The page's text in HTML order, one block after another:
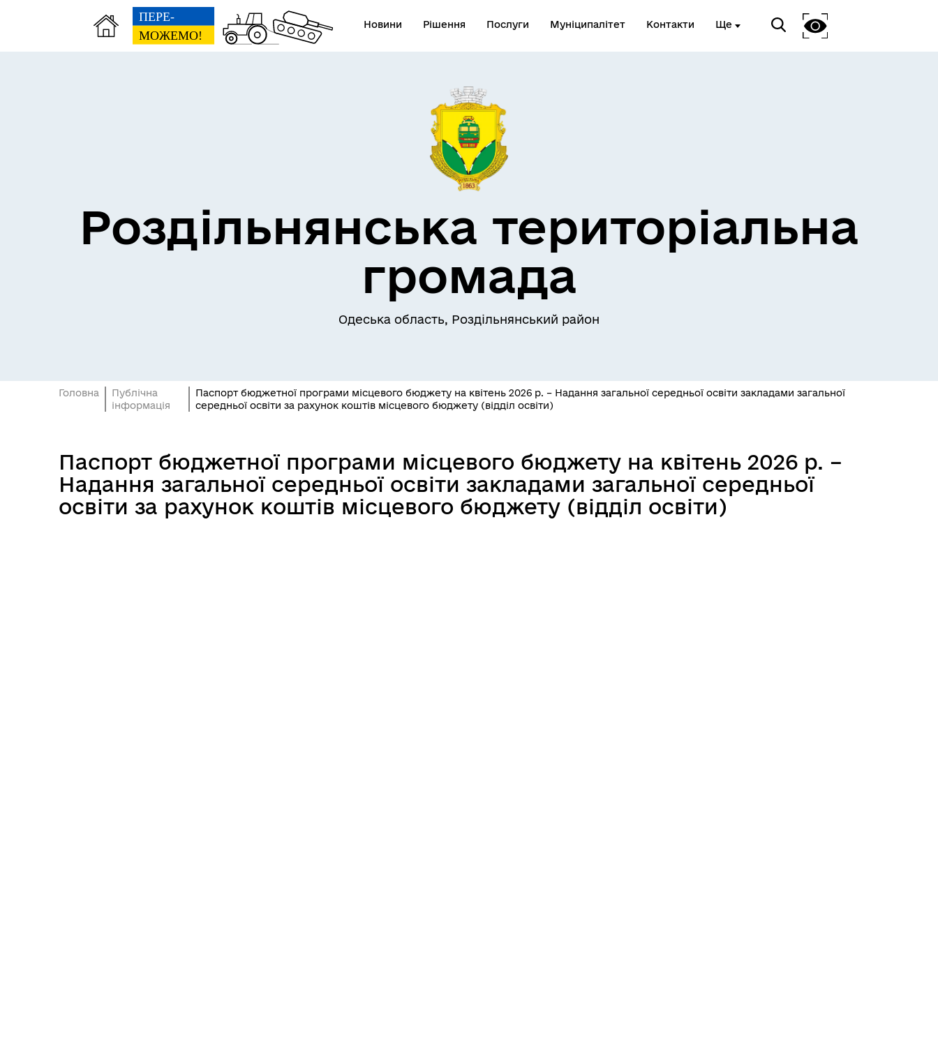
Новини Рішення Послуги Муніципалітет Контакти Ще
Засідання виконавчого
комітету
Цивільний захист населення
Рада безбар’єрності
Пам’яті військових громади
Квитки на потяг для
військовослужбовців та їх
Учасникам бойових дій
Розклад автобусів Одеса-
Роздільна
Роздільнянська територіальна
громада
Одеська область, Роздільнянський район
Головна
Публічна
інформація
Паспорт бюджетної програми місцевого бюджету на квітень 2026 р. – Надання загальної середньої освіти закладами загальної
середньої освіти за рахунок коштів місцевого бюджету (відділ освіти)
Паспорт бюджетної програми місцевого бюджету на квітень 2026 р. –
Надання загальної середньої освіти закладами загальної середньої
освіти за рахунок коштів місцевого бюджету (відділ освіти)